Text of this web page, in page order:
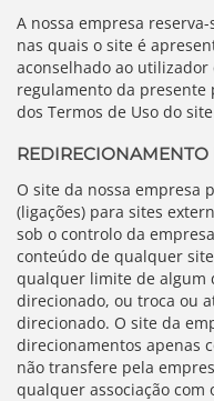
A nossa empresa
nas quais o site é
aconselhado ao
regulamento da
dos Termos de Uso do
REDIRECIONAMENTO
O site da nossa empresa
(ligações) para sites
sob o controlo da
conteúdo de qualquer
qualquer limite de algum
direcionado, ou troca ou
direcionado. O site da
direcionamentos apenas
não transfere pela
qualquer associação com